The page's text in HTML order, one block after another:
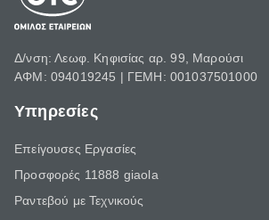
Δ/νση: Λεωφ. Κηφισίας αρ. 99, Μαρούσι
ΑΦΜ: 094019245 | ΓΕΜΗ: 001037501000
Υπηρεσίες
Επείγουσες Εργασίες
Προσφορές 11888 giaola
Ραντεβού με Τεχνικούς